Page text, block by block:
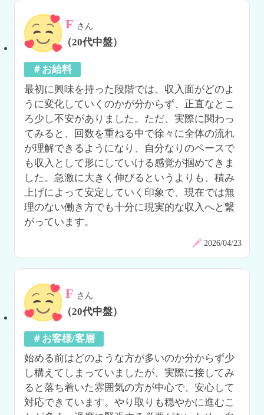
F さん
（20代中盤）
＃お給料
最初に興味を持った段階では、収入面がどのよ
うに変化していくのかが分からず、正直なとこ
ろ少し不安がありました。ただ、実際に関わっ
てみると、回数を重ねる中で徐々に全体の流れ
が理解できるようになり、自分なりのペースで
も収入として形にしていける感覚が掴めてきま
した。急激に大きく伸びるというよりも、積み
上げによって安定していく印象で、現在では無
理のない働き方でも十分に現実的な収入へと繋
がっています。
2026/04/23
F さん
（20代中盤）
＃お客様/客層
始める前はどのような方が多いのか分からず少
し構えてしまっていましたが、実際に接してみ
ると落ち着いた雰囲気の方が中心で、安心して
対応できています。やり取りも穏やかに進むこ